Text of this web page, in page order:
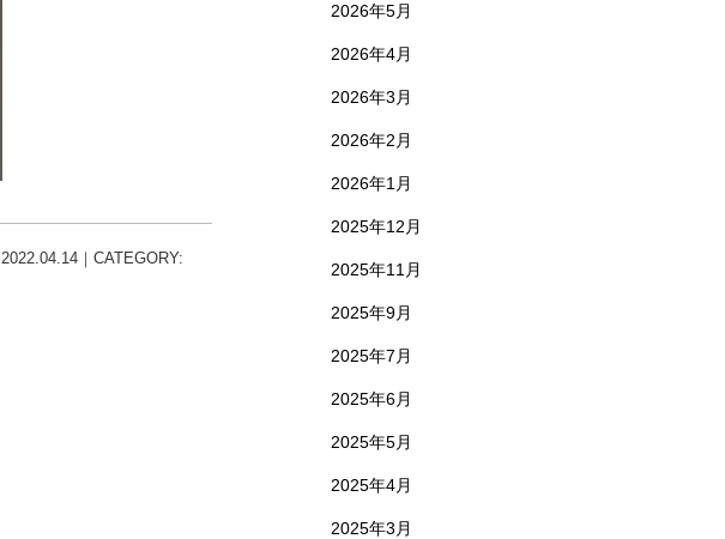
2022.04.14｜CATEGORY:
2026年5月
2026年4月
2026年3月
2026年2月
2026年1月
2025年12月
2025年11月
2025年9月
2025年7月
2025年6月
2025年5月
2025年4月
2025年3月